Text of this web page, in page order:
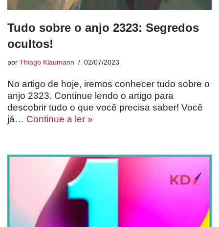
Tudo sobre o anjo 2323: Segredos
ocultos!
por Thiago Klaumann 02/07/2023
No artigo de hoje, iremos conhecer tudo sobre o
anjo 2323. Continue lendo o artigo para
descobrir tudo o que você precisa saber! Você
já… Continue a ler »